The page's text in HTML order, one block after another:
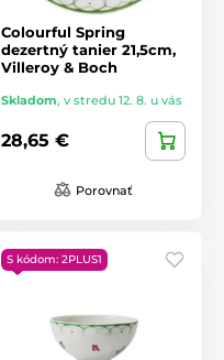
Colourful Spring
dezertný tanier 21,5cm,
Villeroy & Boch
Skladom, v stredu 12. 8. u vás
28,65 €
Porovnať
S kódom: 2PLUS1